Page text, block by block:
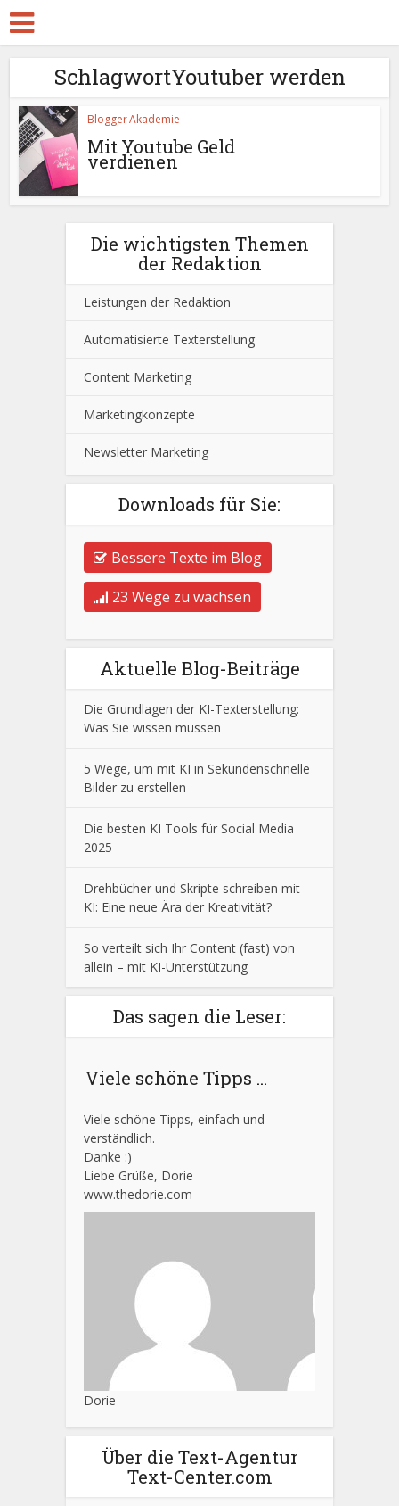
SchlagwortYoutuber werden
Blogger Akademie
Mit Youtube Geld
verdienen
Die wichtigsten Themen
der Redaktion
Leistungen der Redaktion
Automatisierte Texterstellung
Content Marketing
Marketingkonzepte
Newsletter Marketing
Downloads für Sie:
Bessere Texte im Blog
23 Wege zu wachsen
Aktuelle Blog-Beiträge
Die Grundlagen der KI-Texterstellung:
Was Sie wissen müssen
5 Wege, um mit KI in Sekundenschnelle
Bilder zu erstellen
Die besten KI Tools für Social Media
2025
Drehbücher und Skripte schreiben mit
KI: Eine neue Ära der Kreativität?
So verteilt sich Ihr Content (fast) von
allein – mit KI-Unterstützung
Das sagen die Leser:
Viele schöne Tipps ...
Viele schöne Tipps, einfach und
verständlich.
Danke :)
Liebe Grüße, Dorie
www.thedorie.com
Dorie
Über die Text-Agentur
Text-Center.com